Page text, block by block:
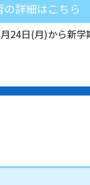
詳細はこちら
24日(月)から新学